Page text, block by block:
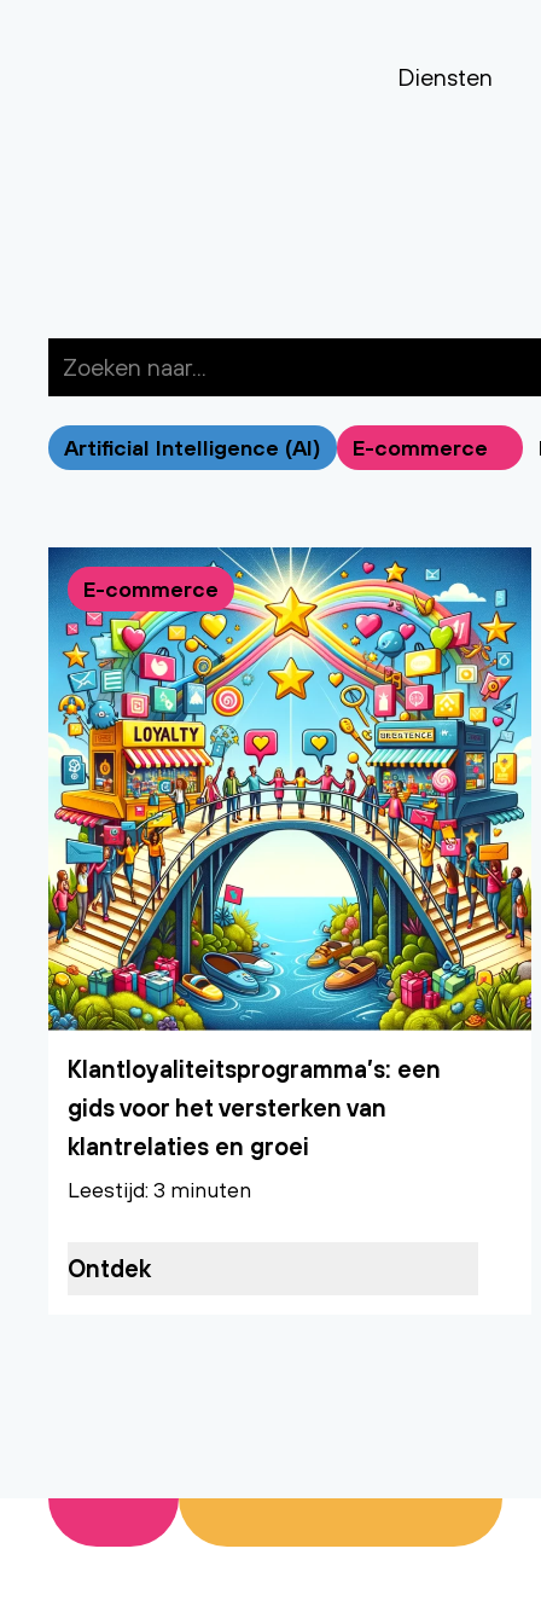
Diensten
Artificial Intelligence (AI) E-commerce
E-commerce
Klantloyaliteitsprogramma’s: een
gids voor het versterken van
klantrelaties en groei
Leestijd: 3 minuten
Ontdek